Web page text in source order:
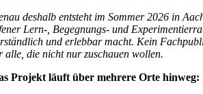
deshalb entsteht im Sommer 2026 in
Lern-, Begegnungs- und
und erlebbar macht. Kein
alle, die nicht nur zuschauen wollen.
Projekt läuft über mehrere Orte hinweg: